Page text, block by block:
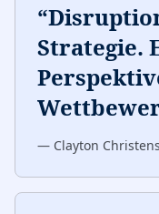
“
Strategie.
— Clayton